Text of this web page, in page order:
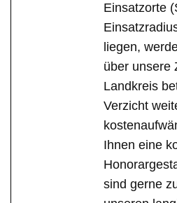
Einsatzorte
liegen,
über unsere
Landkreis
Verzicht
Ihnen eine
sind gerne